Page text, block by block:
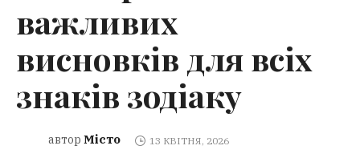
важливих
висновків для всіх
знаків зодіаку
автор Місто 13 КВІТНЯ, 2026